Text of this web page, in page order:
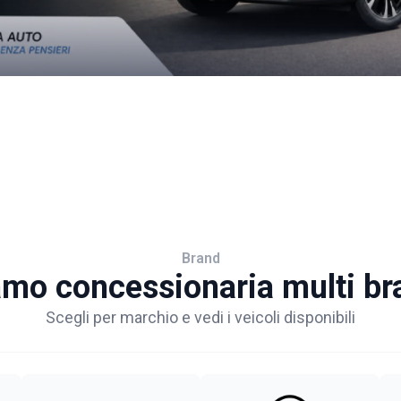
Brand
concessionaria multi
Scegli per marchio e vedi i veicoli disponibili